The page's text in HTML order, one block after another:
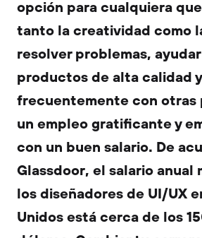
opción para cualquiera
tanto la creatividad como
resolver problemas,
productos de alta calidad
frecuentemente con otras
un empleo gratificante y
con un buen salario. De
Glassdoor, el salario anual
los diseñadores de UI/UX
Unidos está cerca de los